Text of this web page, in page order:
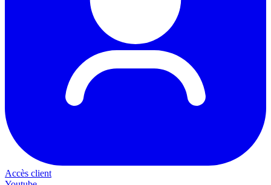
Accès client